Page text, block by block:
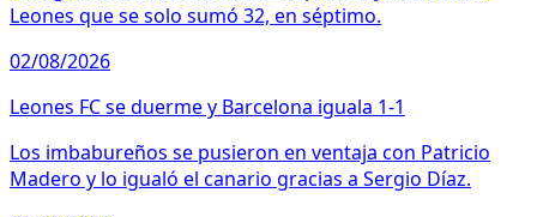
Leones que se solo sumó 32, en séptimo.
02/08/2026
Leones FC se duerme y Barcelona iguala 1-1
Los imbabureños se pusieron en ventaja con Patricio
Madero y lo igualó el canario gracias a Sergio Díaz.